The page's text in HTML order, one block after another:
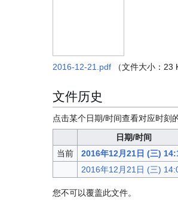
2016-12-21.pdf （文件大小：23
文件历史
点击某个日期/时间查看对应时刻
日期/时间
当前
2016年12月21日 (三)
2016年12月21日 (三)
您不可以覆盖此文件。